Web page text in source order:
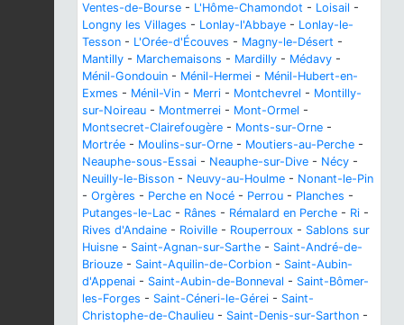
Ventes-de-Bourse - L'Hôme-Chamondot - Loisail -
Longny les Villages - Lonlay-l'Abbaye - Lonlay-le-
Tesson - L'Orée-d'Écouves - Magny-le-Désert -
Mantilly - Marchemaisons - Mardilly - Médavy -
Ménil-Gondouin - Ménil-Hermei - Ménil-Hubert-en-
Exmes - Ménil-Vin - Merri - Montchevrel - Montilly-
sur-Noireau - Montmerrei - Mont-Ormel -
Montsecret-Clairefougère - Monts-sur-Orne -
Mortrée - Moulins-sur-Orne - Moutiers-au-Perche -
Neauphe-sous-Essai - Neauphe-sur-Dive - Nécy -
Neuilly-le-Bisson - Neuvy-au-Houlme - Nonant-le-Pin
- Orgères - Perche en Nocé - Perrou - Planches -
Putanges-le-Lac - Rânes - Rémalard en Perche - Ri -
Rives d'Andaine - Roiville - Rouperroux - Sablons sur
Huisne - Saint-Agnan-sur-Sarthe - Saint-André-de-
Briouze - Saint-Aquilin-de-Corbion - Saint-Aubin-
d'Appenai - Saint-Aubin-de-Bonneval - Saint-Bômer-
les-Forges - Saint-Céneri-le-Gérei - Saint-
Christophe-de-Chaulieu - Saint-Denis-sur-Sarthon -